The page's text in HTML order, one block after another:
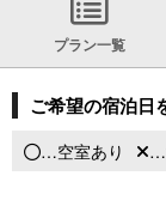
プラン一覧
ご希望の宿泊日
…空室あり …